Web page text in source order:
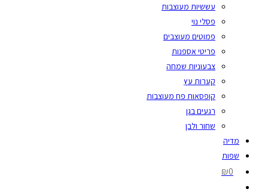
עששיות מעוצבות
פסלי נוי
פמוטים מעוצבים
פריטי אספנות
צבעוניות שמחה
קערות עץ
קופסאות פח מעוצבות
רגעים בגן
שחור ולבן
מדיה
שפות
₪0